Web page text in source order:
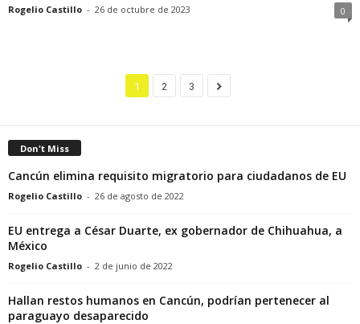
Rogelio Castillo - 26 de octubre de 2023 0
1 2 3
Don't Miss
Cancún elimina requisito migratorio para ciudadanos de EU
Rogelio Castillo - 26 de agosto de 2022
EU entrega a César Duarte, ex gobernador de Chihuahua, a
México
Rogelio Castillo - 2 de junio de 2022
Hallan restos humanos en Cancún, podrían pertenecer al
paraguayo desaparecido